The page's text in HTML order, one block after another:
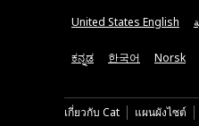
United States English
ಕನ್ನಡ 한국어 Norsk
เกี่ยวกับ Cat แผนผังไซต์